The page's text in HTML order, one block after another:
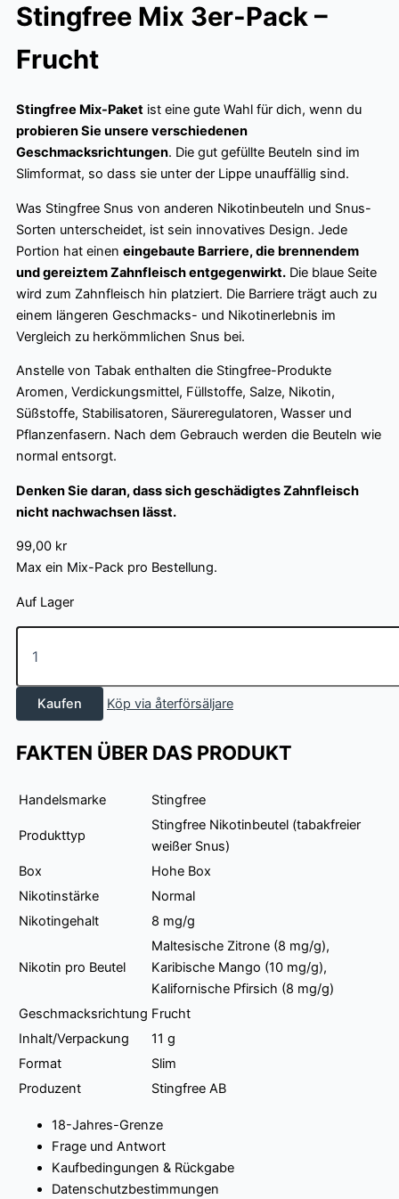
Stingfree Mix 3er-Pack –
Frucht
Stingfree Mix-Paket ist eine gute Wahl für dich, wenn du
probieren Sie unsere verschiedenen
Geschmacksrichtungen. Die gut gefüllte Beuteln sind im
Slimformat, so dass sie unter der Lippe unauffällig sind.
Was Stingfree Snus von anderen Nikotinbeuteln und Snus-
Sorten unterscheidet, ist sein innovatives Design. Jede
Portion hat einen eingebaute Barriere, die brennendem
und gereiztem Zahnfleisch entgegenwirkt. Die blaue Seite
wird zum Zahnfleisch hin platziert. Die Barriere trägt auch zu
einem längeren Geschmacks- und Nikotinerlebnis im
Vergleich zu herkömmlichen Snus bei.
Anstelle von Tabak enthalten die Stingfree-Produkte
Aromen, Verdickungsmittel, Füllstoffe, Salze, Nikotin,
Süßstoffe, Stabilisatoren, Säureregulatoren, Wasser und
Pflanzenfasern. Nach dem Gebrauch werden die Beuteln wie
normal entsorgt.
Denken Sie daran, dass sich geschädigtes Zahnfleisch
nicht nachwachsen lässt.
99,00 kr
Max ein Mix-Pack pro Bestellung.
Auf Lager
Stingfree
Mix
pack
Fruit
Kaufen Köp via återförsäljare
FAKTEN ÜBER DAS PRODUKT
Handelsmarke Stingfree
Produkttyp
Stingfree Nikotinbeutel (tabakfreier
weißer Snus)
Box
Hohe Box
Nikotinstärke
Normal
Nikotingehalt
8 mg/g
Nikotin pro Beutel
Maltesische Zitrone (8 mg/g),
Karibische Mango (10 mg/g),
Kalifornische Pfirsich (8 mg/g)
Geschmacksrichtung Frucht
Inhalt/Verpackung
11 g
Format
Slim
Produzent
Stingfree AB
18-Jahres-Grenze
Frage und Antwort
Kaufbedingungen & Rückgabe
Datenschutzbestimmungen